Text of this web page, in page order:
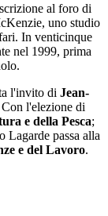
al foro di
uno studio
In venticinque
nel 1999, prima
l'invito di Jean-
l'elezione di
e della Pesca;
Lagarde passa alla
e del Lavoro.